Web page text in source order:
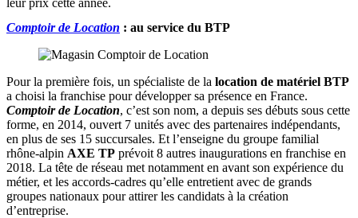
Comptoir de Location : au service du BTP
Pour la première fois, un spécialiste de la location de matériel BTP
a choisi la franchise pour développer sa présence en France.
Comptoir de Location, c’est son nom, a depuis ses débuts sous cette
forme, en 2014, ouvert 7 unités avec des partenaires indépendants,
en plus de ses 15 succursales. Et l’enseigne du groupe familial
rhône-alpin AXE TP prévoit 8 autres inaugurations en franchise en
2018. La tête de réseau met notamment en avant son expérience du
métier, et les accords-cadres qu’elle entretient avec de grands
groupes nationaux pour attirer les candidats à la création
d’entreprise.